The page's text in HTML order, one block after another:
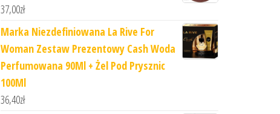
37,00zł
Marka Niezdefiniowana La Rive For
Woman Zestaw Prezentowy Cash Woda
Perfumowana 90Ml + Żel Pod Prysznic
100Ml
36,40zł